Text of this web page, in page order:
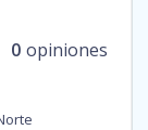
0 opiniones